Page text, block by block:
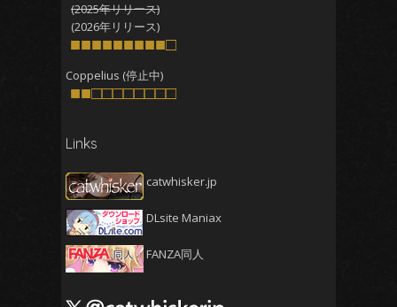
2025年8月(5)
2025年7月(4)
(4)
2025年5月(5)
2025年3月
2025年2月(4)
2025年1月(5)
2024年12月(5)
2024年11月(5)
(2025年リリース)
(2026年リリース)
■■■■■■■■■□
Coppelius (停止中)
■■□□□□□□□□
Links
catwhisker.jp
DLsite Maniax
FANZA同人